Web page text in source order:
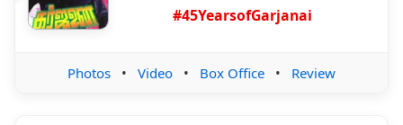
#45YearsofGarjanai
Photos • Video • Box Office • Review